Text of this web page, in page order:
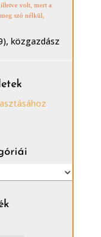
volt, mert a
szó nélkül,
közgazdász